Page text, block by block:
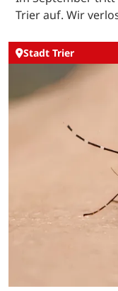
Trier auf. Wir
Stadt Trier